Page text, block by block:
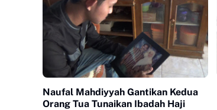
Naufal Mahdiyyah Gantikan Kedua
Orang Tua Tunaikan Ibadah Haji